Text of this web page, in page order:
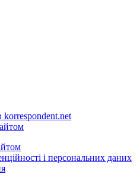
korrespondent.net
і персональних даних